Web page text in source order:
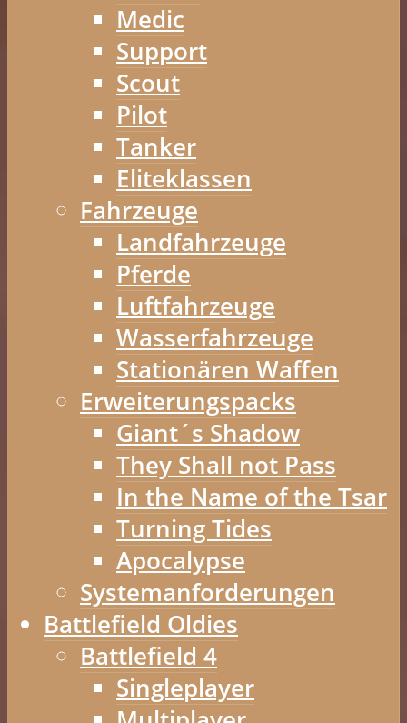
Medic
Support
Scout
Pilot
Tanker
Eliteklassen
Fahrzeuge
Landfahrzeuge
Pferde
Luftfahrzeuge
Wasserfahrzeuge
Stationären Waffen
Erweiterungspacks
Giant´s Shadow
They Shall not Pass
In the Name of the Tsar
Turning Tides
Apocalypse
Systemanforderungen
Battlefield Oldies
Battlefield 4
Singleplayer